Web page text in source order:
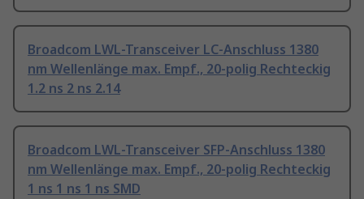
Broadcom LWL-Transceiver LC-Anschluss 1380
nm Wellenlänge max. Empf., 20-polig Rechteckig
1.2 ns 2 ns 2.14
Broadcom LWL-Transceiver SFP-Anschluss 1380
nm Wellenlänge max. Empf., 20-polig Rechteckig
1 ns 1 ns 1 ns SMD